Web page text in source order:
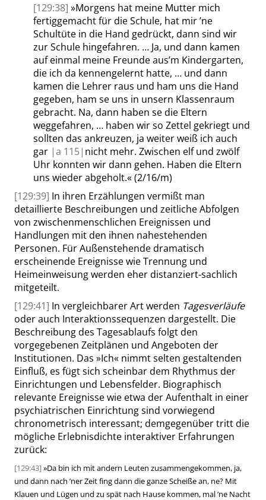
[129:38] »Morgens hat meine Mutter mich
fertiggemacht für die Schule, hat mir ’ne
Schultüte in die Hand gedrückt, dann sind wir
zur Schule hingefahren. … Ja, und dann kamen
auf einmal meine Freunde aus’m Kindergarten,
die ich da kennengelernt hatte, … und dann
kamen die Lehrer raus und ham uns die Hand
gegeben, ham se uns in unsern Klassenraum
gebracht. Na, dann haben se die Eltern
weggefahren, … haben wir so Zettel gekriegt und
sollten das ankreuzen, ja weiter weiß ich auch
gar |a 115| nicht mehr. Zwischen elf und zwölf
Uhr konnten wir dann gehen. Haben die Eltern
uns wieder abgeholt.«(2/16/m)
[129:39] In ihren Erzählungen vermißt man
detaillierte Beschreibungen und zeitliche Abfolgen
von zwischenmenschlichen Ereignissen und
Handlungen mit den ihnen nahestehenden
Personen. Für Außenstehende dramatisch
erscheinende Ereignisse wie Trennung und
Heimeinweisung werden eher distanziert-sachlich
mitgeteilt.
[129:41] In vergleichbarer Art werden Tagesverläufe
oder auch Interaktionssequenzen dargestellt. Die
Beschreibung des Tagesablaufs folgt den
vorgegebenen Zeitplänen und Angeboten der
Institutionen. Das »Ich« nimmt selten gestaltenden
Einfluß, es fügt sich scheinbar dem Rhythmus der
Einrichtungen und Lebensfelder. Biographisch
relevante Ereignisse wie etwa der Aufenthalt in einer
psychiatrischen Einrichtung sind vorwiegend
chronometrisch interessant; demgegenüber tritt die
mögliche Erlebnisdichte interaktiver Erfahrungen
zurück:
[129:43]»Da bin ich mit andern Leuten zusammengekommen, ja,
und dann nach ’ner Zeit fing dann die ganze Scheiße an, ne? Mit
Klauen und Lügen und zu spät nach Hause kommen, mal ’ne Nacht